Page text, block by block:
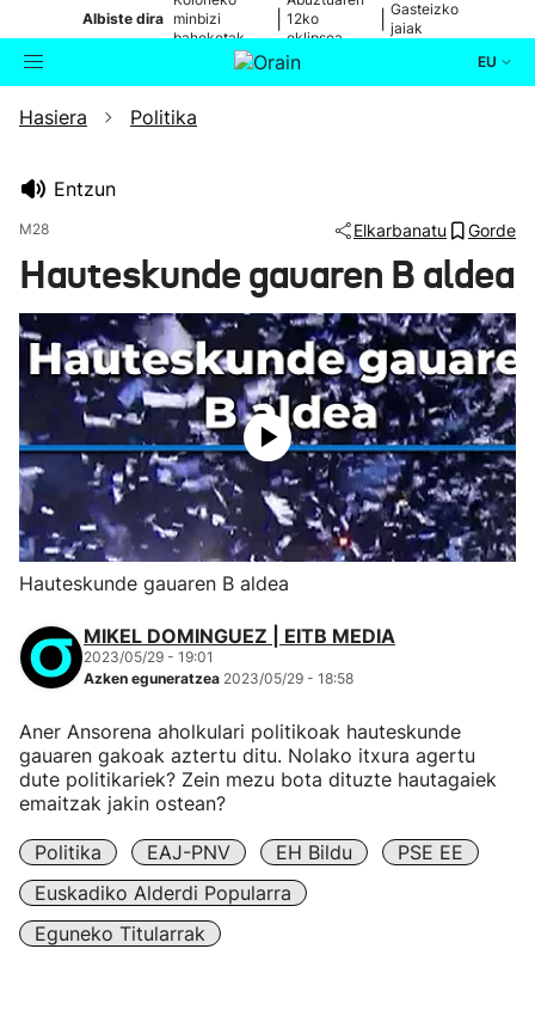
Albiste dira minbizi
baheketak
12ko
eklipsea
Gasteizko
jaiak
EU
Bilatzailea
Ikusmiran
Eguraldia
Hasiera Politika
Entzun
M28 Elkarbanatu Gorde
Hauteskunde gauaren B aldea
Hauteskunde gauaren B aldea
MIKEL DOMINGUEZ | EITB MEDIA
2023/05/29 - 19:01
Azken eguneratzea 2023/05/29 - 18:58
Aner Ansorena aholkulari politikoak hauteskunde
gauaren gakoak aztertu ditu. Nolako itxura agertu
dute politikariek? Zein mezu bota dituzte hautagaiek
emaitzak jakin ostean?
Politika EAJ-PNV EH Bildu
PSE EE
Euskadiko Alderdi Popularra
Eguneko Titularrak